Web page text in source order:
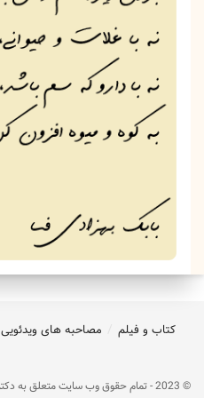
کتاب و فیلم مصاحبه های ویدئویی
© 2023 - تمام حقوق وب سایت متعلق به دکتر زرین آذر می باشد.